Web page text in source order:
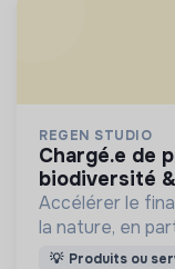
REGEN STUDIO
chargé.e de projet agriculture,
biodiversité
Accélérer le
la nature, en
agricole
💡 Produits ou